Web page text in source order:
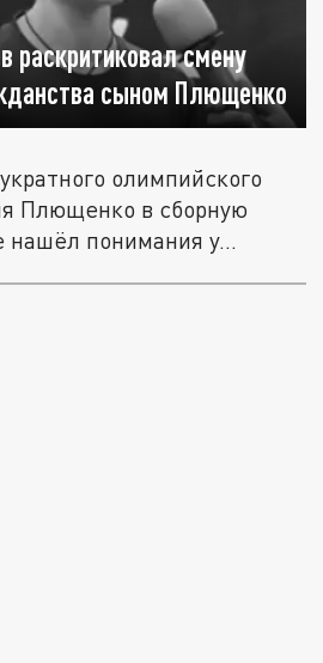
раскритиковал смену
сыном Плющенко
олимпийского
Плющенко в сборную
нашёл понимания у...